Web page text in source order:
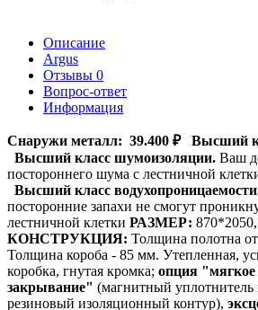
Описание
Argus
Отзывы 0
Вопрос-ответ
Информация
Снаружи металл: 39.400 ₽
Высший
Высший класс шумоизоляции. Ваш
постороннего шума с лестничной
Высший класс
посторонние запахи не смогут
лестничной клетки РАЗМЕР:
КОНСТРУКЦИЯ: Толщина полотна
Толщина короба - 85 мм. Утепленная,
коробка, гнутая кромка; опция "мягкое
закрывание" (магнитный
резиновый изоляционный контур),